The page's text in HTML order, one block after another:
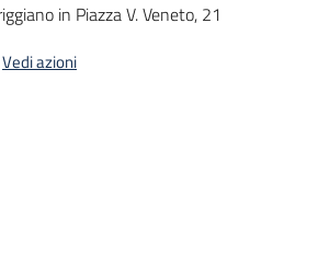
in Piazza V. Veneto, 21
Vedi azioni